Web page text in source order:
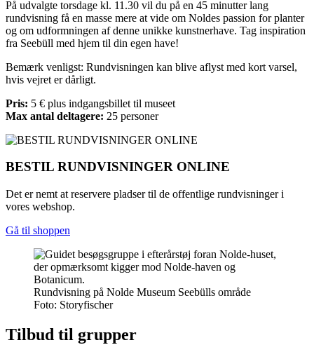
På udvalgte torsdage kl. 11.30 vil du på en 45 minutter lang
rundvisning få en masse mere at vide om Noldes passion for planter
og om udformningen af denne unikke kunstnerhave. Tag inspiration
fra Seebüll med hjem til din egen have!
Bemærk venligst: Rundvisningen kan blive aflyst med kort varsel,
hvis vejret er dårligt.
Pris: 5 € plus indgangsbillet til museet
Max antal deltagere: 25 personer
BESTIL RUNDVISNINGER ONLINE
Det er nemt at reservere pladser til de offentlige rundvisninger i
vores webshop.
Gå til shoppen
Rundvisning på Nolde Museum Seebülls område
Foto: Storyfischer
Tilbud til grupper